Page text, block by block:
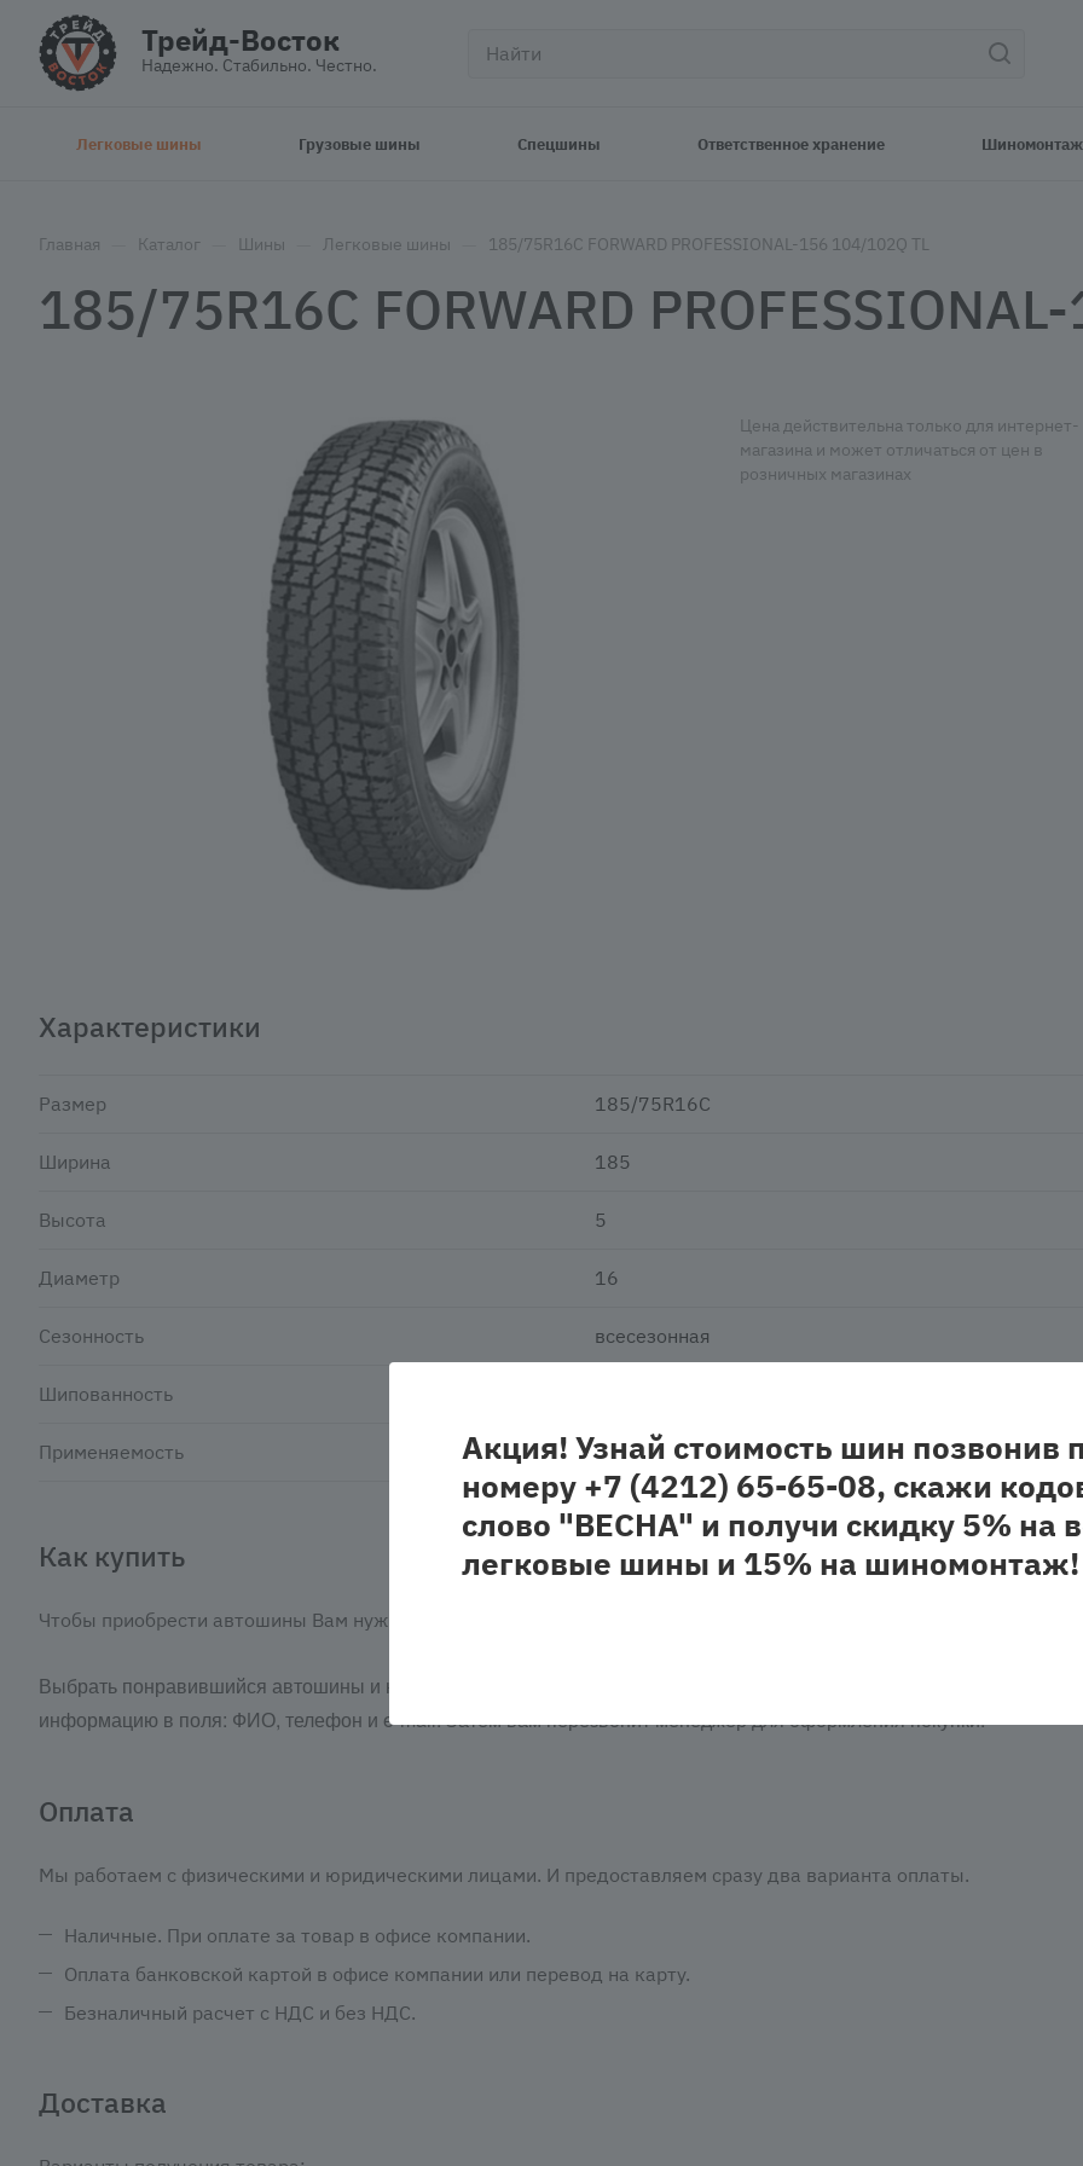
Трейд-Восток
Надежно. Стабильно. Честно.
Легковые шины Грузовые шины Спецшины Ответственное хранение Шиномонтаж
Главная Каталог Шины Легковые шины 185/75R16C FORWARD PROFESSIONAL-156 104/102Q TL
185/75R16C FORWARD
Цена действительна только для интернет-
магазина и может отличаться от цен в
розничных магазинах
Характеристики
Размер 185/75R16C
Ширина 185
Высота 5
Диаметр 16
Сезонность всесезонная
Шипованность
Применяемость легкогрузовая
Как купить
Чтобы приобрести автошины Вам нужно:
Выбрать понравившийся автошины и нажать кнопку «Заказать». При оформлении заказа заполнить форму.
информацию в поля: ФИО, телефон и e-mail. Затем вам перезвонит менеджер для оформления покупки.
Оплата
Мы работаем с физическими и юридическими лицами. И предоставляем сразу два варианта оплаты.
Наличные. При оплате за товар в офисе компании.
Оплата банковской картой в офисе компании или перевод на карту.
Безналичный расчет с НДС и без НДС.
Доставка
Акция! Узнай стоимость шин позвонив
номеру +7 (4212) 65-65-08, скажи
слово "ВЕСНА" и получи скидку 5% на
легковые шины и 15% на шиномонтаж!